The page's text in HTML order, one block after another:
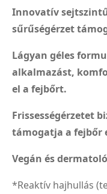
Innovatív
sűrűségérzet
Lágyan géles
alkalmazást,
el a fejbőrt.
Frissességérzetet
támogatja a fejbőr
Vegán és
*Reaktív hajhullás